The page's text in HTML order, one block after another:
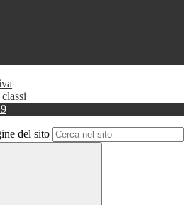
del sito